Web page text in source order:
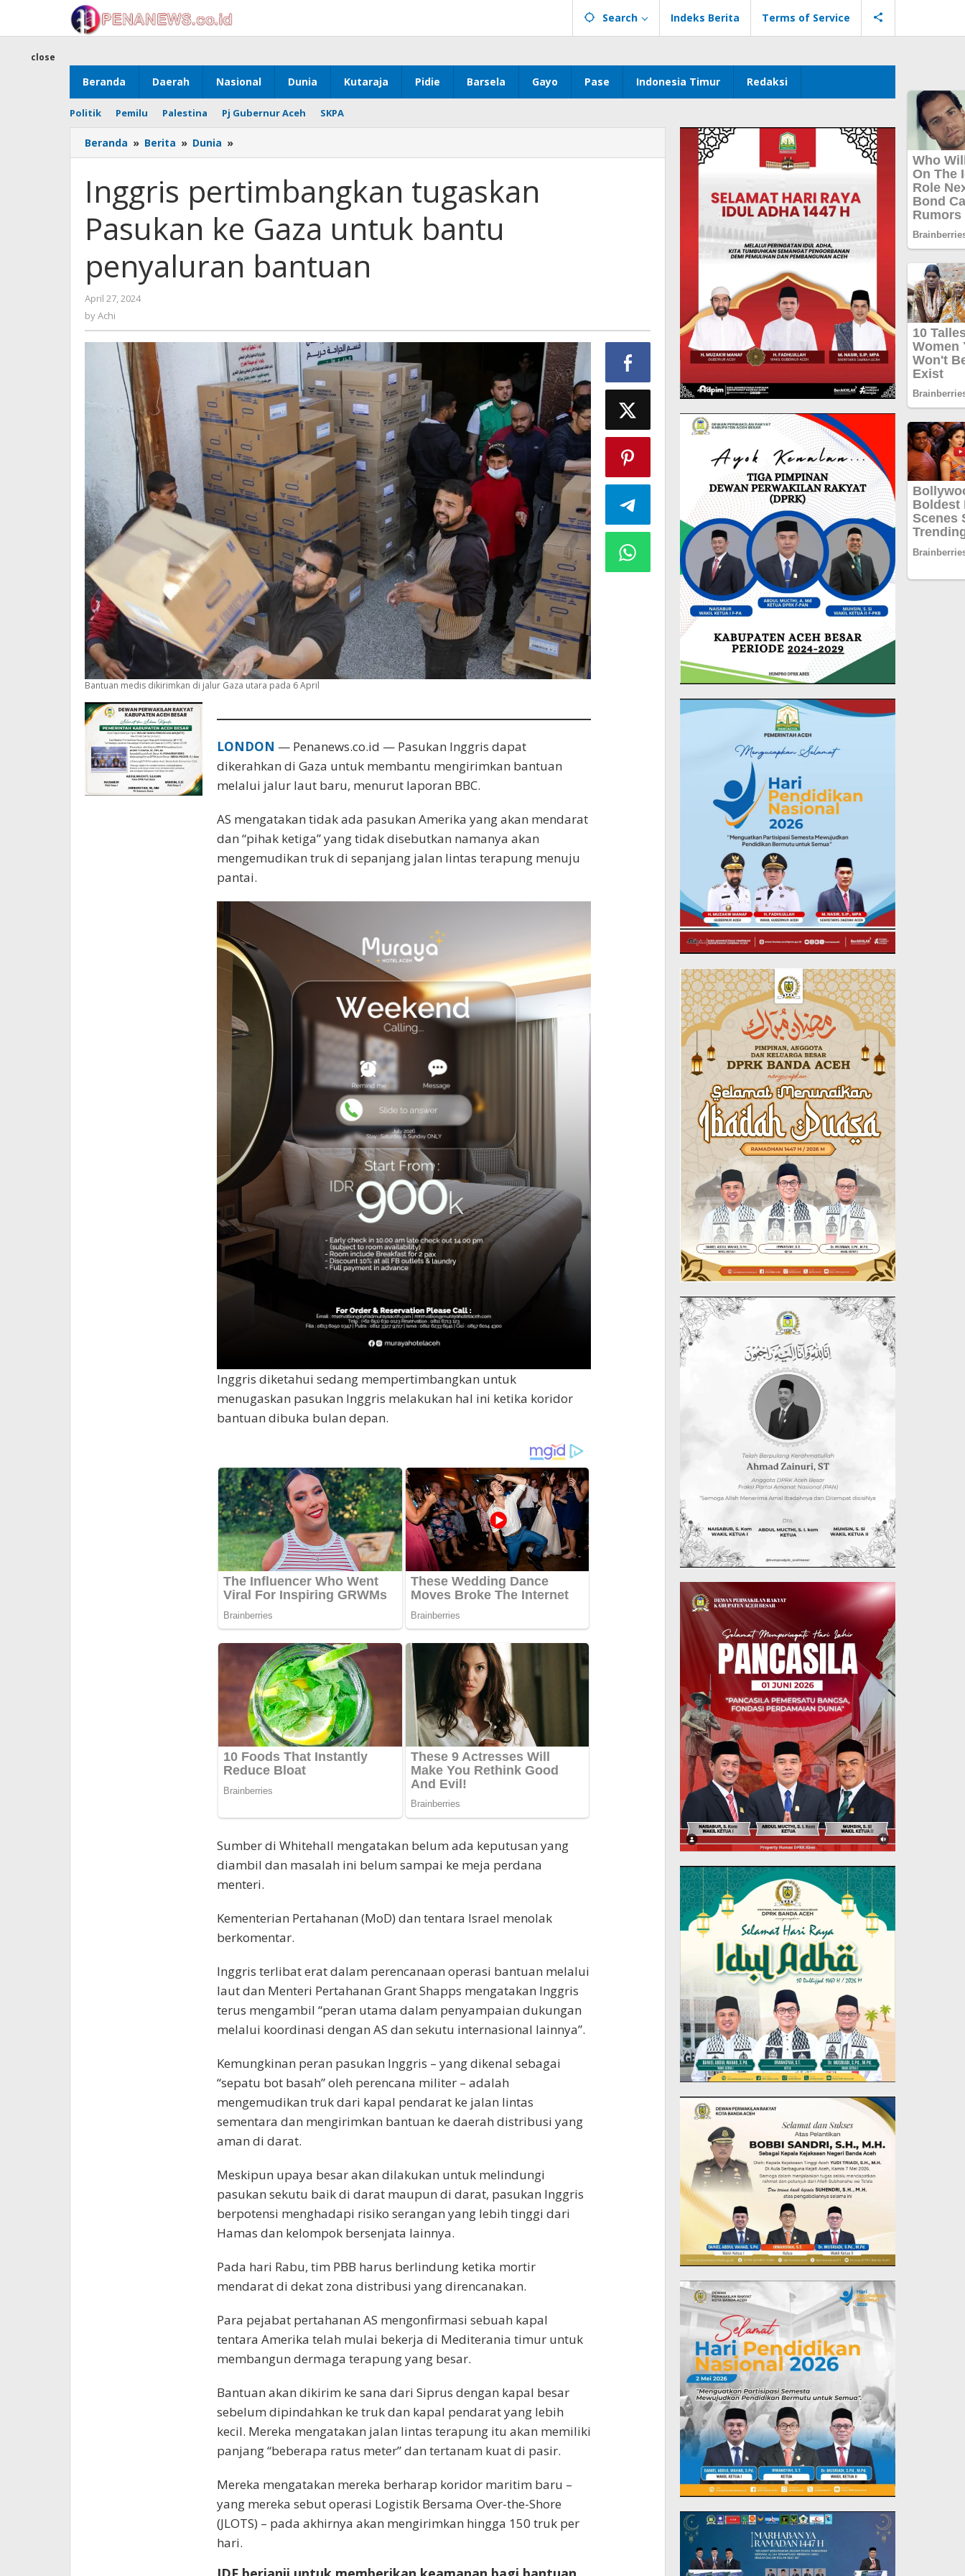
content
Search Indeks Berita Terms of Service
Beranda Daerah Nasional Dunia Kutaraja Pidie Barsela Gayo Pase Indonesia Timur Redaksi
Politik Pemilu Palestina Pj Gubernur Aceh SKPA
close
Beranda » Berita » Dunia »
pertimbangkan
Pasukan
ke
Gaza
untuk
penyaluran
bantuan
Inggris pertimbangkan tugaskan
Pasukan ke Gaza untuk bantu
penyaluran bantuan
April 27, 2024
byAchi
Bantuan medis dikirimkan di jalur Gaza utara pada 6 April
LONDON — Penanews.co.id — Pasukan Inggris dapat
dikerahkan di Gaza untuk membantu mengirimkan bantuan
melalui jalur laut baru, menurut laporan BBC.
AS mengatakan tidak ada pasukan Amerika yang akan mendarat
dan “pihak ketiga” yang tidak disebutkan namanya akan
mengemudikan truk di sepanjang jalan lintas terapung menuju
pantai.
Inggris diketahui sedang mempertimbangkan untuk
menugaskan pasukan Inggris melakukan hal ini ketika koridor
bantuan dibuka bulan depan.
Sumber di Whitehall mengatakan belum ada keputusan yang
diambil dan masalah ini belum sampai ke meja perdana
menteri.
Kementerian Pertahanan (MoD) dan tentara Israel menolak
berkomentar.
Inggris terlibat erat dalam perencanaan operasi bantuan melalui
laut dan Menteri Pertahanan Grant Shapps mengatakan Inggris
terus mengambil “peran utama dalam penyampaian dukungan
melalui koordinasi dengan AS dan sekutu internasional lainnya”.
Kemungkinan peran pasukan Inggris – yang dikenal sebagai
“sepatu bot basah” oleh perencana militer – adalah
mengemudikan truk dari kapal pendarat ke jalan lintas
sementara dan mengirimkan bantuan ke daerah distribusi yang
aman di darat.
Meskipun upaya besar akan dilakukan untuk melindungi
pasukan sekutu baik di darat maupun di darat, pasukan Inggris
berpotensi menghadapi risiko serangan yang lebih tinggi dari
Hamas dan kelompok bersenjata lainnya.
Pada hari Rabu, tim PBB harus berlindung ketika mortir
mendarat di dekat zona distribusi yang direncanakan.
Para pejabat pertahanan AS mengonfirmasi sebuah kapal
tentara Amerika telah mulai bekerja di Mediterania timur untuk
membangun dermaga terapung yang besar.
Bantuan akan dikirim ke sana dari Siprus dengan kapal besar
sebelum dipindahkan ke truk dan kapal pendarat yang lebih
kecil. Mereka mengatakan jalan lintas terapung itu akan memiliki
panjang “beberapa ratus meter” dan tertanam kuat di pasir.
Mereka mengatakan mereka berharap koridor maritim baru –
yang mereka sebut operasi Logistik Bersama Over-the-Shore
(JLOTS) – pada akhirnya akan mengirimkan hingga 150 truk per
hari.